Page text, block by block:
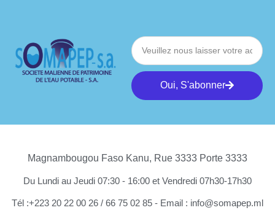
Oui, S'abonner
Magnambougou Faso Kanu, Rue 3333 Porte 3333
Du Lundi au Jeudi 07:30 - 16:00 et Vendredi 07h30-17h30
Tél :+223 20 22 00 26 / 66 75 02 85 - Email : info@somapep.ml